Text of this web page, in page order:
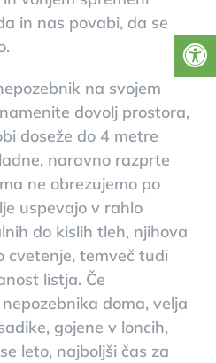
in nas povabi, da se
na svojem
dovolj prostora,
doseže do 4 metre
naravno razprte
ne obrezujemo po
uspevajo v rahlo
do kislih tleh, njihova
cvetenje, temveč tudi
listja. Če
doma, velja
gojene v loncih,
leto, najboljši čas za